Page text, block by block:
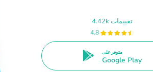
4.42k تقييمات
4.8
متوفر على
Google Play